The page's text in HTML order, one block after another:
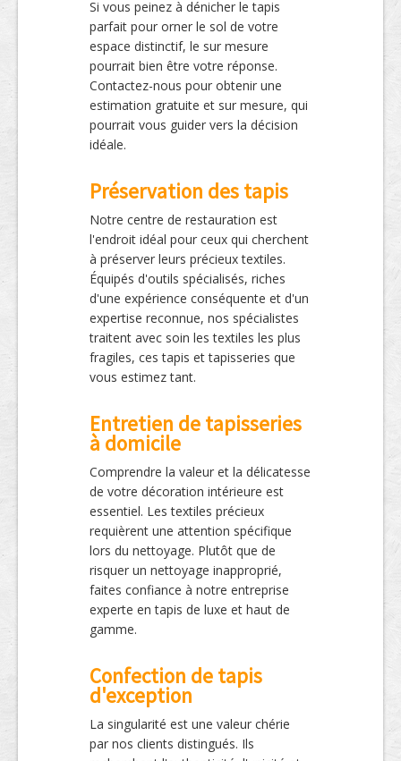
Si vous peinez à dénicher le tapis
parfait pour orner le sol de votre
espace distinctif, le sur mesure
pourrait bien être votre réponse.
Contactez-nous pour obtenir une
estimation gratuite et sur mesure, qui
pourrait vous guider vers la décision
idéale.
Préservation des tapis
Notre centre de restauration est
l'endroit idéal pour ceux qui cherchent
à préserver leurs précieux textiles.
Équipés d'outils spécialisés, riches
d'une expérience conséquente et d'un
expertise reconnue, nos spécialistes
traitent avec soin les textiles les plus
fragiles, ces tapis et tapisseries que
vous estimez tant.
Entretien de tapisseries
à domicile
Comprendre la valeur et la délicatesse
de votre décoration intérieure est
essentiel. Les textiles précieux
requièrent une attention spécifique
lors du nettoyage. Plutôt que de
risquer un nettoyage inapproprié,
faites confiance à notre entreprise
experte en tapis de luxe et haut de
gamme.
Confection de tapis
d'exception
La singularité est une valeur chérie
par nos clients distingués. Ils